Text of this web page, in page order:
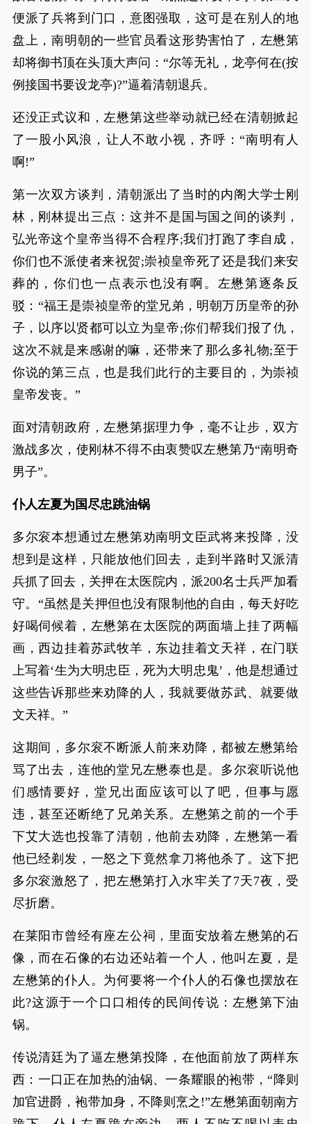
便派了兵将到门口，意图强取，这可是在别人的地
盘上，南明朝的一些官员看这形势害怕了，左懋第
却将御书顶在头顶大声问：“尔等无礼，龙亭何在(按
例接国书要设龙亭)?”逼着清朝退兵。
还没正式议和，左懋第这些举动就已经在清朝掀起
了一股小风浪，让人不敢小视，齐呼：“南明有人
啊!”
第一次双方谈判，清朝派出了当时的内阁大学士刚
林，刚林提出三点：这并不是国与国之间的谈判，
弘光帝这个皇帝当得不合程序;我们打跑了李自成，
你们也不派使者来祝贺;崇祯皇帝死了还是我们来安
葬的，你们也一点表示也没有啊。左懋第逐条反
驳：“福王是崇祯皇帝的堂兄弟，明朝万历皇帝的孙
子，以序以贤都可以立为皇帝;你们帮我们报了仇，
这次不就是来感谢的嘛，还带来了那么多礼物;至于
你说的第三点，也是我们此行的主要目的，为崇祯
皇帝发丧。”
面对清朝政府，左懋第据理力争，毫不让步，双方
激战多次，使刚林不得不由衷赞叹左懋第乃“南明奇
男子”。
仆人左夏为国尽忠跳油锅
多尔衮本想通过左懋第劝南明文臣武将来投降，没
想到是这样，只能放他们回去，走到半路时又派清
兵抓了回去，关押在太医院内，派200名士兵严加看
守。“虽然是关押但也没有限制他的自由，每天好吃
好喝伺候着，左懋第在太医院的两面墙上挂了两幅
画，西边挂着苏武牧羊，东边挂着文天祥，在门联
上写着‘生为大明忠臣，死为大明忠鬼’，他是想通过
这些告诉那些来劝降的人，我就要做苏武、就要做
文天祥。”
这期间，多尔衮不断派人前来劝降，都被左懋第给
骂了出去，连他的堂兄左懋泰也是。多尔衮听说他
们感情要好，堂兄出面应该可以了吧，但事与愿
违，甚至还断绝了兄弟关系。左懋第之前的一个手
下艾大选也投靠了清朝，他前去劝降，左懋第一看
他已经剃发，一怒之下竟然拿刀将他杀了。这下把
多尔衮激怒了，把左懋第打入水牢关了7天7夜，受
尽折磨。
在莱阳市曾经有座左公祠，里面安放着左懋第的石
像，而在石像的右边还站着一个人，他叫左夏，是
左懋第的仆人。为何要将一个仆人的石像也摆放在
此?这源于一个口口相传的民间传说：左懋第下油
锅。
传说清廷为了逼左懋第投降，在他面前放了两样东
西：一口正在加热的油锅、一条耀眼的袍带，“降则
加官进爵，袍带加身，不降则烹之!”左懋第面朝南方